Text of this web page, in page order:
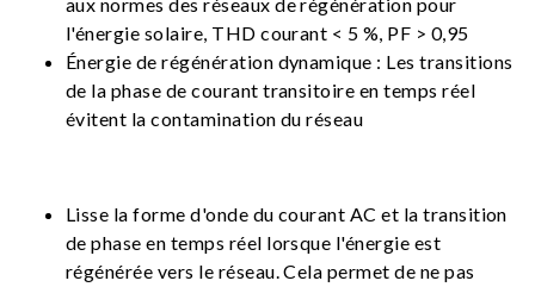
l'énergie solaire, THD courant < 5 %, PF > 0,95
Énergie de régénération dynamique : Les transitions
de la phase de courant transitoire en temps réel
évitent la contamination du réseau
Lisse la forme d'onde du courant AC et la transition
de phase en temps réel lorsque l'énergie est
régénérée vers le réseau. Cela permet de ne pas